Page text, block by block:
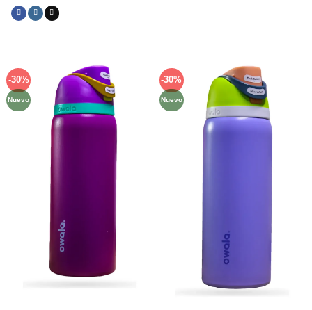
-30%
Nuevo
deseos
-30%
Nuevo
lista de
deseos